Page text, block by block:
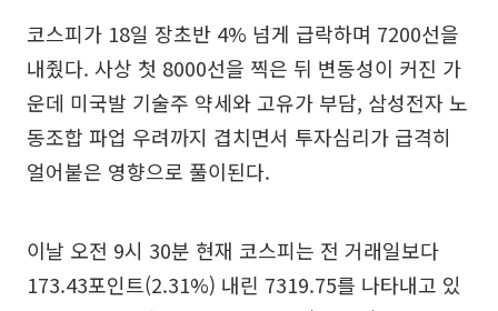
코스피가 18일 장초반 4% 넘게 급락하며 7200선을
내줬다. 사상 첫 8000선을 찍은 뒤 변동성이 커진 가
운데 미국발 기술주 약세와 고유가 부담, 삼성전자 노
동조합 파업 우려까지 겹치면서 투자심리가 급격히
얼어붙은 영향으로 풀이된다.
이날 오전 9시 30분 현재 코스피는 전 거래일보다
173.43포인트(2.31%) 내린 7319.75를 나타내고 있